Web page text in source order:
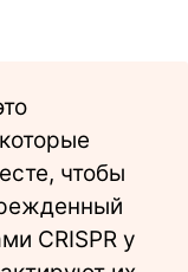
чтобы
CRISPR у